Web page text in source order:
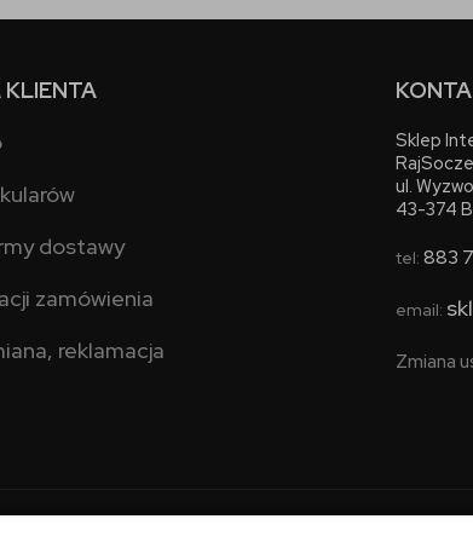
dostawy
zamówienia
reklamacja
Sklep
ul.
43-374
tel: 883
email:
Zmiana